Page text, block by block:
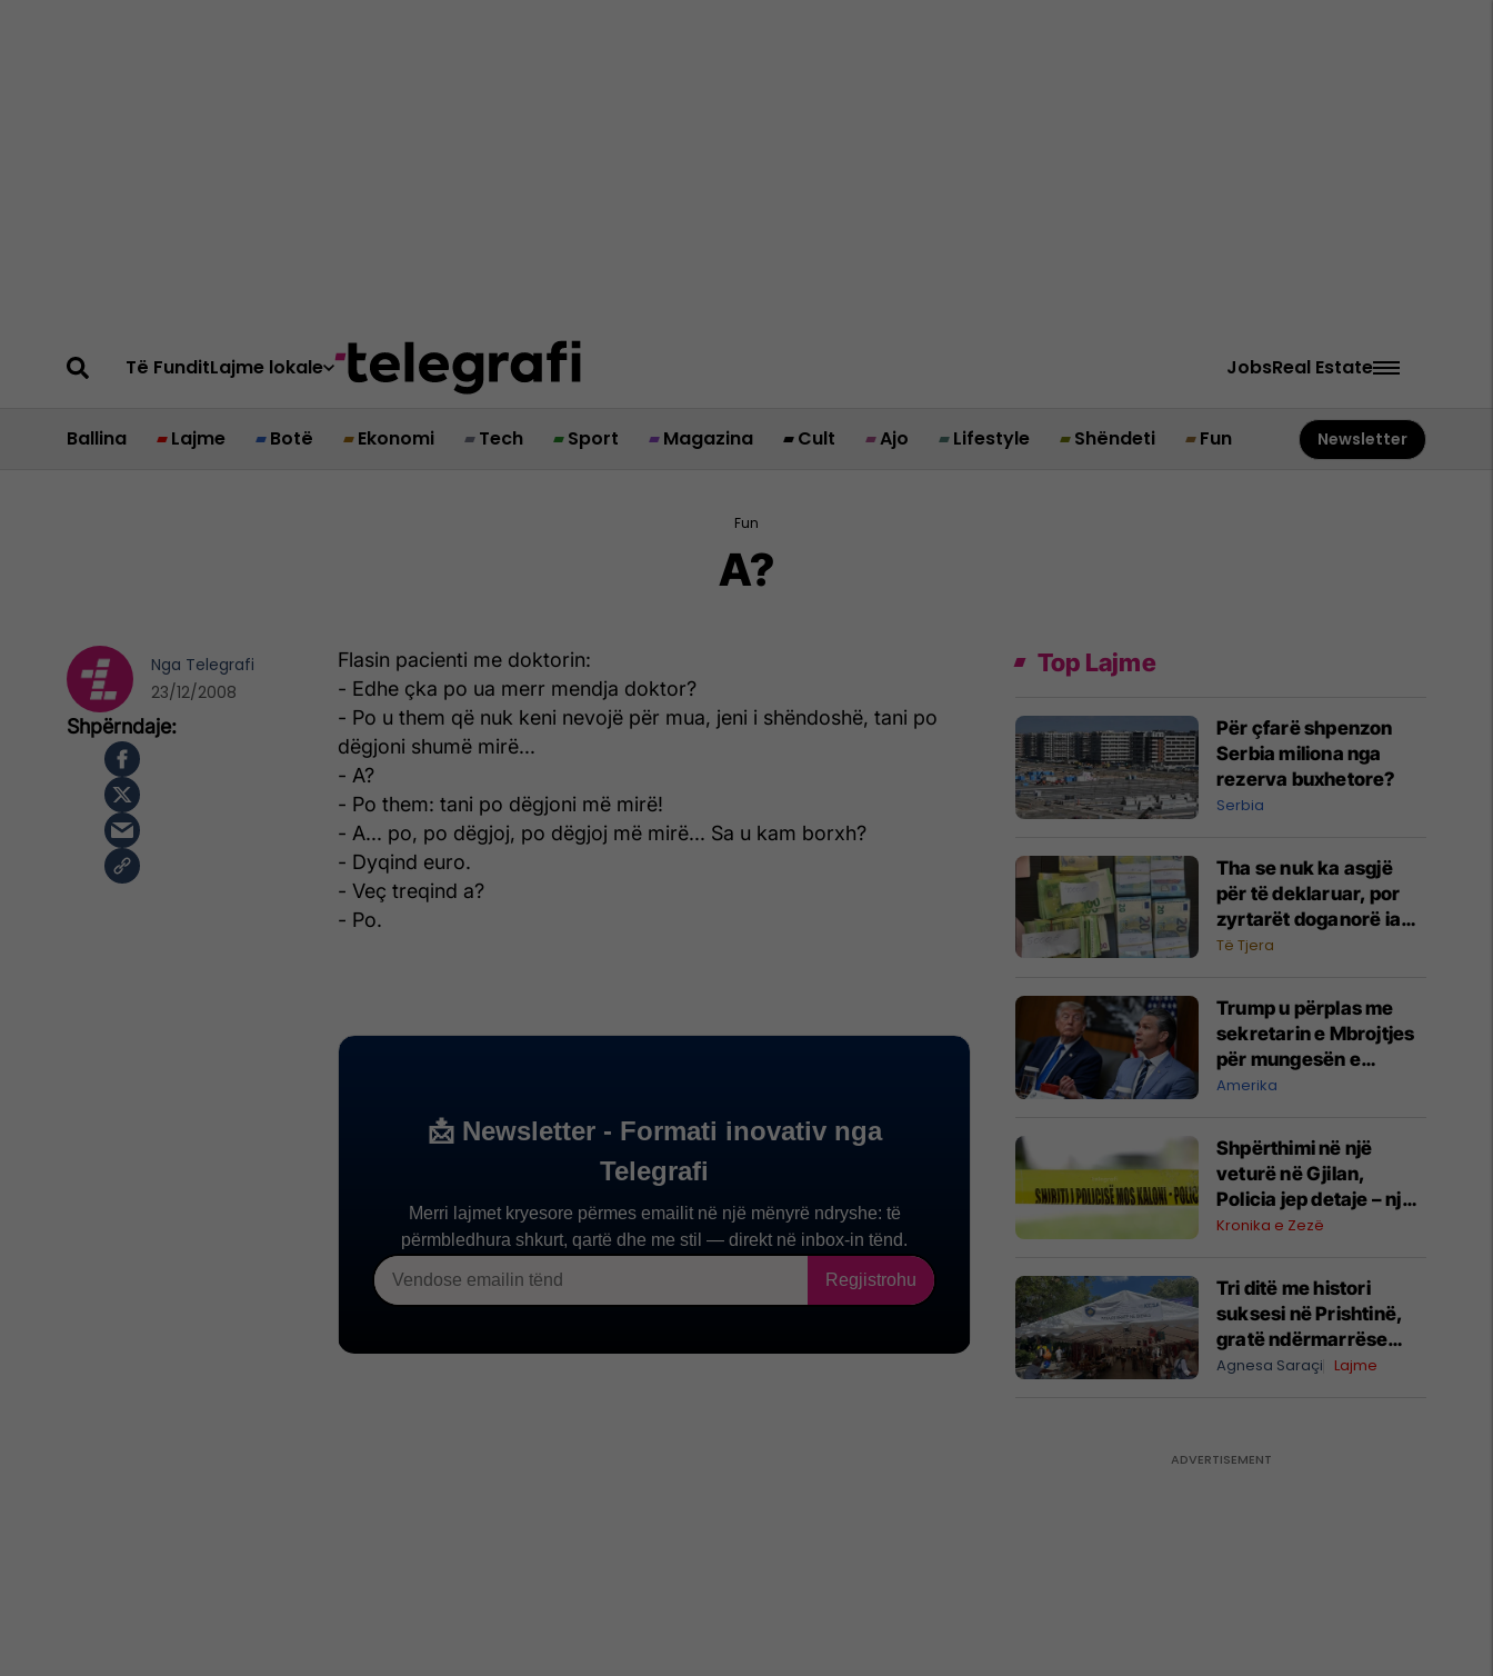
Të FunditLajme lokale JobsReal Estate
Ballina Lajme Botë Ekonomi Tech Sport Magazina Cult Ajo Lifestyle Shëndeti Fun Newsletter
Fun
A?
Flasin pacienti me doktorin:
- Edhe çka po ua merr mendja doktor?
- Po u them që nuk keni nevojë për mua, jeni i shëndoshë, tani po
dëgjoni shumë mirë...
- A?
- Po them: tani po dëgjoni më mirë!
- A... po, po dëgjoj, po dëgjoj më mirë... Sa u kam borxh?
- Dyqind euro.
- Veç treqind a?
- Po.
Nga Telegrafi
23/12/2008
Top Lajme
Për çfarë shpenzon
Serbia miliona nga
rezerva buxhetore?
Serbia
Tha se nuk ka asgjë
për të deklaruar, por
zyrtarët doganorë ia
gjejnë 30 mijë euro
Të Tjera
Trump u përplas me
sekretarin e Mbrojtjes
për mungesën e
raketave amerikane
Amerika
Shpërthimi në një
veturë në Gjilan,
Policia jep detaje – një
person i lënduar rëndë
Kronika e Zezë
Tri ditë me histori
suksesi në Prishtinë,
gratë ndërmarrëse
tregojnë si po mbajnë
Agnesa Saraçi Lajme